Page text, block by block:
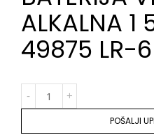
ALKALNA 1
49875 LR-6
POŠALJI